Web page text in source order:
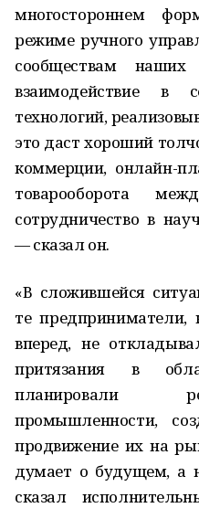
многостороннем
режиме ручного
сообществам наших
взаимодействие в
технологий,
это даст хороший
коммерции, онлайн-
товарооборота
сотрудничество в
— сказал он.
«В сложившейся
те
вперед, не
притязания в
планировали
промышленности,
продвижение их на
думает о будущем, а
сказал